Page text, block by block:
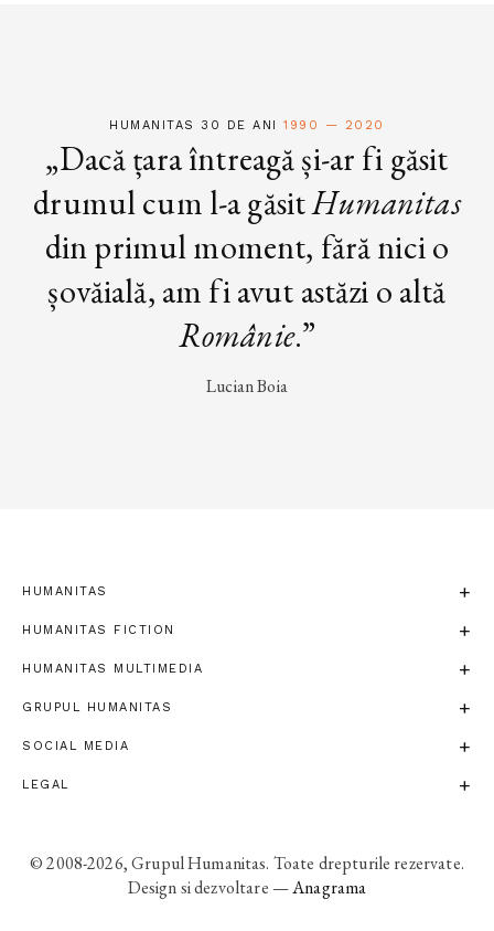
HUMANITAS 30 DE ANI1990 — 2020
„Dacă țara întreagă și-ar fi găsit
drumul cum l-a găsitHumanitas
din primul moment, fără nici o
șovăială, am fi avut astăzi o altă
Românie.”
Lucian Boia
HUMANITAS
HUMANITAS FICTION
HUMANITAS MULTIMEDIA
GRUPUL HUMANITAS
SOCIAL MEDIA
LEGAL
© 2008-2026, Grupul Humanitas. Toate drepturile rezervate.
Design si dezvoltare —Anagrama